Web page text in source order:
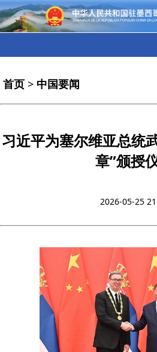
首页 > 中国要闻
习近平为塞尔维亚总统
章”颁授
2026-05-25